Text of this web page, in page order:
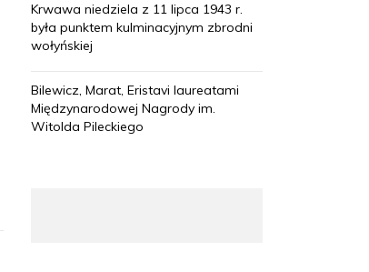
Krwawa niedziela z 11 lipca 1943 r.
była punktem kulminacyjnym zbrodni
wołyńskiej
Bilewicz, Marat, Eristavi laureatami
Międzynarodowej Nagrody im.
Witolda Pileckiego